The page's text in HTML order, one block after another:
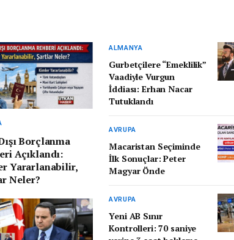
Borçlanma
Açıklandı:
Yararlanabilir,
Neler?
ALMANYA
Gurbetçilere “Emeklilik”
Vaadiyle Vurgun
İddiası: Erhan Nacar
Tutuklandı
AVRUPA
Macaristan Seçiminde
İlk Sonuçlar: Peter
Magyar Önde
AVRUPA
Yeni AB Sınır
Kontrolleri: 70 saniye